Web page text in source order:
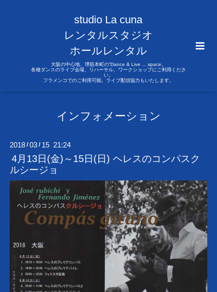
studio La cuna
レンタルスタジオ
ホールレンタル
大阪の中心地、堺筋本町の“Dance & Live ... space。
各種ダンスのライブ会場、リハーサル、ワークショップにご利用くださ
い。
フラメンコでのご利用可能。ライブ配信協力もいたします。
インフォメーション
2018 /03 / 15 21:24
4月13日(金)～15日(日) ヘレスのコンパスク
ルシージョ